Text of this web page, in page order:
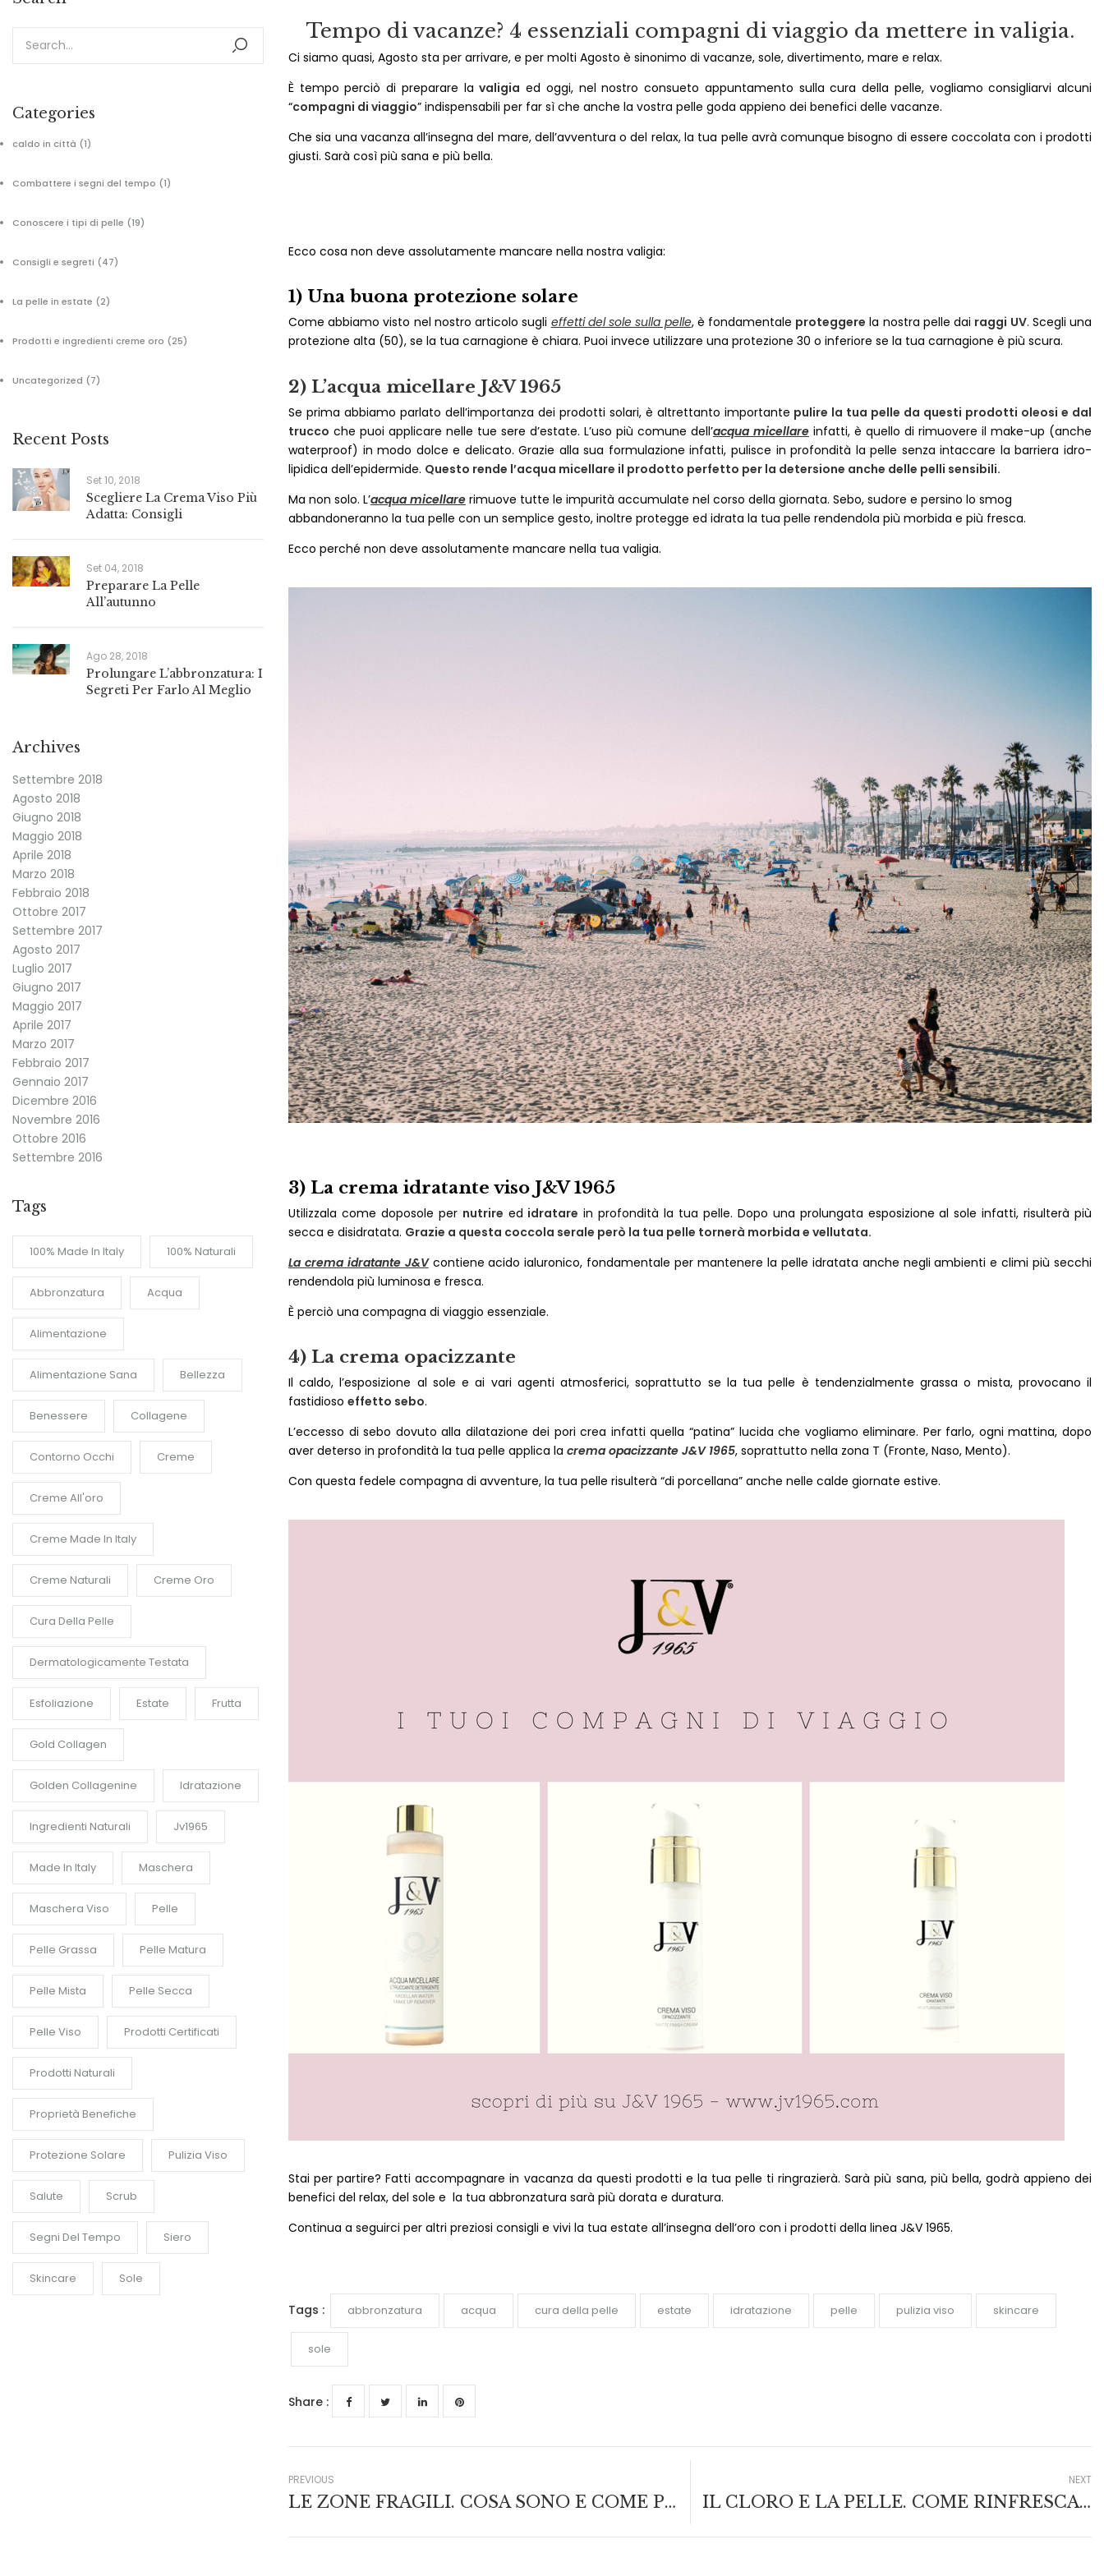
Categories
caldo in città (1)
Combattere i segni del tempo (1)
Conoscere i tipi di pelle (19)
Consigli e segreti (47)
La pelle in estate (2)
Prodotti e ingredienti creme oro (25)
Uncategorized (7)
Recent Posts
Set 10, 2018
Scegliere La Crema Viso Più
Adatta: Consigli
Set 04, 2018
Preparare La Pelle
All’autunno
Ago 28, 2018
Prolungare L’abbronzatura: I
Segreti Per Farlo Al Meglio
Archives
Settembre 2018
Agosto 2018
Giugno 2018
Maggio 2018
Aprile 2018
Marzo 2018
Febbraio 2018
Ottobre 2017
Settembre 2017
Agosto 2017
Luglio 2017
Giugno 2017
Maggio 2017
Aprile 2017
Marzo 2017
Febbraio 2017
Gennaio 2017
Dicembre 2016
Novembre 2016
Ottobre 2016
Settembre 2016
Tags
100% Made In Italy 100% Naturali
Abbronzatura Acqua
Alimentazione
Alimentazione Sana Bellezza
Benessere Collagene
Contorno Occhi Creme
Creme All'oro
Creme Made In Italy
Creme Naturali Creme Oro
Cura Della Pelle
Dermatologicamente Testata
Esfoliazione Estate Frutta
Gold Collagen
Golden Collagenine Idratazione
Ingredienti Naturali Jv1965
Made In Italy Maschera
Maschera Viso Pelle
Pelle Grassa Pelle Matura
Pelle Mista Pelle Secca
Pelle Viso Prodotti Certificati
Prodotti Naturali
Proprietà Benefiche
Protezione Solare Pulizia Viso
Salute Scrub
Segni Del Tempo Siero
Skincare Sole
Tempo di vacanze? 4 essenziali compagni di viaggio da mettere in valigia.
Ci siamo quasi, Agosto sta per arrivare, e per molti Agosto è sinonimo di vacanze, sole, divertimento, mare e relax.
È tempo perciò di preparare lavaligia ed oggi, nel nostro consueto appuntamento sulla cura della pelle, vogliamo consigliarvi alcuni
“compagni di viaggio” indispensabili per far sì che anche la vostra pelle goda appieno dei benefici delle vacanze.
Che sia una vacanza all’insegna del mare, dell’avventura o del relax, la tua pelle avrà comunque bisogno di essere coccolata con i prodotti
giusti. Sarà così più sana e più bella.
Ecco cosa non deve assolutamente mancare nella nostra valigia:
1) Una buona protezione solare
Come abbiamo visto nel nostro articolo sugli effetti del sole sulla pelle, è fondamentale proteggere la nostra pelle dai raggi UV. Scegli una
protezione alta (50), se la tua carnagione è chiara. Puoi invece utilizzare una protezione 30 o inferiore se la tua carnagione è più scura.
2) L’acqua micellare J&V 1965
Se prima abbiamo parlato dell’importanza dei prodotti solari, è altrettanto importante pulire la tua pelle da questi prodotti oleosi e dal
trucco che puoi applicare nelle tue sere d’estate. L’uso più comune dell’acqua micellare infatti, è quello di rimuovere il make-up (anche
waterproof) in modo dolce e delicato. Grazie alla sua formulazione infatti, pulisce in profondità la pelle senza intaccare la barriera idro-
lipidica dell’epidermide. Questo rende l’acqua micellare il prodotto perfetto per la detersione anche delle pelli sensibili.
Ma non solo. L’acqua micellare rimuove tutte le impurità accumulate nel corso della giornata. Sebo, sudore e persino lo smog
abbandoneranno la tua pelle con un semplice gesto, inoltre protegge ed idrata la tua pelle rendendola più morbida e più fresca.
Ecco perché non deve assolutamente mancare nella tua valigia.
3) La crema idratante viso J&V 1965
Utilizzala come doposole per nutrire ed idratare in profondità la tua pelle. Dopo una prolungata esposizione al sole infatti, risulterà più
secca e disidratata. Grazie a questa coccola serale però la tua pelle tornerà morbida e vellutata.
La crema idratante J&Vcontiene acido ialuronico, fondamentale per mantenere la pelle idratata anche negli ambienti e climi più secchi
rendendola più luminosa e fresca.
È perciò una compagna di viaggio essenziale.
4) La crema opacizzante
Il caldo, l’esposizione al sole e ai vari agenti atmosferici, soprattutto se la tua pelle è tendenzialmente grassa o mista, provocano il
fastidioso effetto sebo.
L’eccesso di sebo dovuto alla dilatazione dei pori crea infatti quella “patina” lucida che vogliamo eliminare. Per farlo, ogni mattina, dopo
aver deterso in profondità la tua pelle applica la crema opacizzante J&V 1965, soprattutto nella zona T (Fronte, Naso, Mento).
Con questa fedele compagna di avventure, la tua pelle risulterà “di porcellana” anche nelle calde giornate estive.
Stai per partire? Fatti accompagnare in vacanza da questi prodotti e la tua pelle ti ringrazierà. Sarà più sana, più bella, godrà appieno dei
benefici del relax, del sole e la tua abbronzatura sarà più dorata e duratura.
Continua a seguirci per altri preziosi consigli e vivi la tua estate all’insegna dell’oro con i prodotti della linea J&V 1965.
Tags : abbronzatura acqua cura della pelle estate idratazione pelle pulizia viso skincare
sole
Share :
PREVIOUS
LE ZONE FRAGILI. COSA SONO E COME PRENDERSENE CURA.
NEXT
IL CLORO E LA PELLE. COME RINFRESCARSI IN PISCINA SENZA INTACCARE LA NOSTRA BELLEZZA